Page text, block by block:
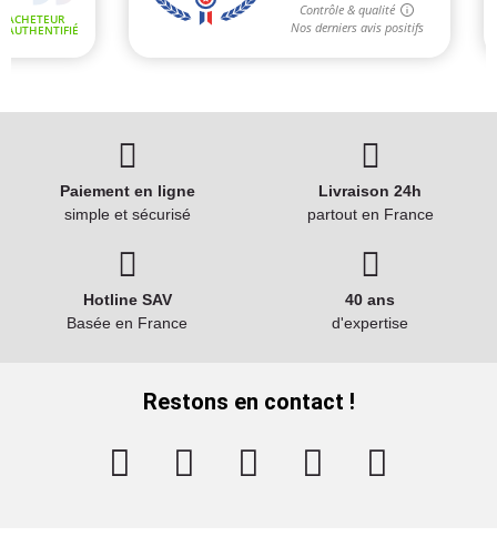
Paiement en ligne
simple et sécurisé
Livraison 24h
partout en France
Hotline SAV
Basée en France
40 ans
d'expertise
Restons en contact !